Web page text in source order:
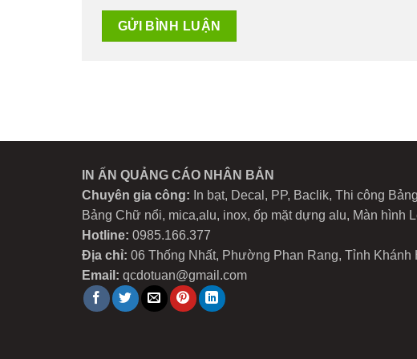
IN ẤN QUẢNG CÁO NHÂN BẢN
Chuyên gia công: In bạt, Decal, PP, Baclik, Thi công
Bảng Chữ nổi, mica,alu, inox, ốp mặt dựng alu, Màn hình
Hotline: 0985.166.377
Địa chỉ: 06 Thống Nhất, Phường Phan Rang, Tỉnh Khánh
Email: qcdotuan@gmail.com